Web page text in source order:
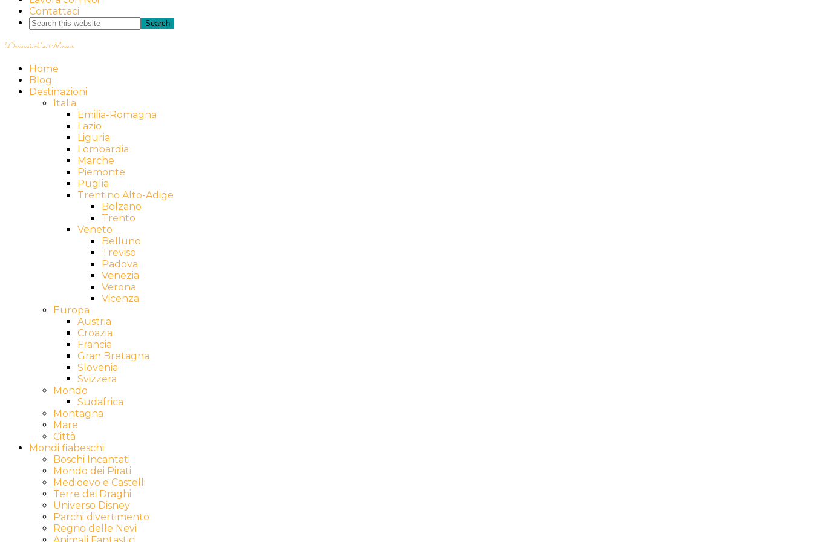
Contattaci
Dammi La Mano
Home
Blog
Destinazioni
Italia
Emilia-Romagna
Lazio
Liguria
Lombardia
Marche
Piemonte
Puglia
Trentino Alto-Adige
Bolzano
Trento
Veneto
Belluno
Treviso
Padova
Venezia
Verona
Vicenza
Europa
Austria
Croazia
Francia
Gran Bretagna
Slovenia
Svizzera
Mondo
Sudafrica
Montagna
Mare
Città
Mondi fiabeschi
Boschi Incantati
Mondo dei Pirati
Medioevo e Castelli
Terre dei Draghi
Universo Disney
Parchi divertimento
Regno delle Nevi